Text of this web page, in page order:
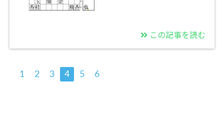
この記事を読む
1 2 3 4 5 6